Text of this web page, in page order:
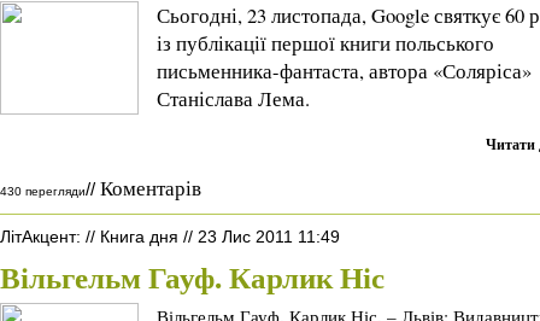
Сьогодні, 23 листопада, Google святкує 60
із публікації першої книги польського
письменника-фантаста, автора «Соляріса»
Станіслава Лема.
Читати
430 перегляди// Коментарів
ЛітАкцент: // Книга дня // 23 Лис 2011 11:49
Вільгельм Гауф. Карлик Ніс
Вільгельм Гауф. Карлик Ніс. – Львів: